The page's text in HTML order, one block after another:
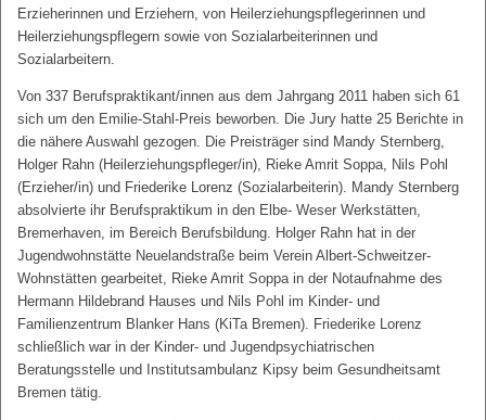
Erzieherinnen und Erziehern, von Heilerziehungspflegerinnen und
Heilerziehungspflegern sowie von Sozialarbeiterinnen und
Sozialarbeitern.
Von 337 Berufspraktikant/innen aus dem Jahrgang 2011 haben sich 61
sich um den Emilie-Stahl-Preis beworben. Die Jury hatte 25 Berichte in
die nähere Auswahl gezogen. Die Preisträger sind Mandy Sternberg,
Holger Rahn (Heilerziehungspfleger/in), Rieke Amrit Soppa, Nils Pohl
(Erzieher/in) und Friederike Lorenz (Sozialarbeiterin). Mandy Sternberg
absolvierte ihr Berufspraktikum in den Elbe- Weser Werkstätten,
Bremerhaven, im Bereich Berufsbildung. Holger Rahn hat in der
Jugendwohnstätte Neuelandstraße beim Verein Albert-Schweitzer-
Wohnstätten gearbeitet, Rieke Amrit Soppa in der Notaufnahme des
Hermann Hildebrand Hauses und Nils Pohl im Kinder- und
Familienzentrum Blanker Hans (KiTa Bremen). Friederike Lorenz
schließlich war in der Kinder- und Jugendpsychiatrischen
Beratungsstelle und Institutsambulanz Kipsy beim Gesundheitsamt
Bremen tätig.